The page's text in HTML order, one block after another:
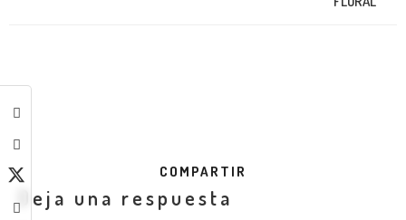
COMPARTIR
Deja una respuesta